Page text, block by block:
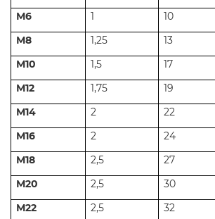
М6
1 10
М8
1,25 13
М10
1,5 17
М12
1,75 19
М14
2 22
М16
2 24
М18
2,5 27
М20
2,5 30
М22
2,5 32